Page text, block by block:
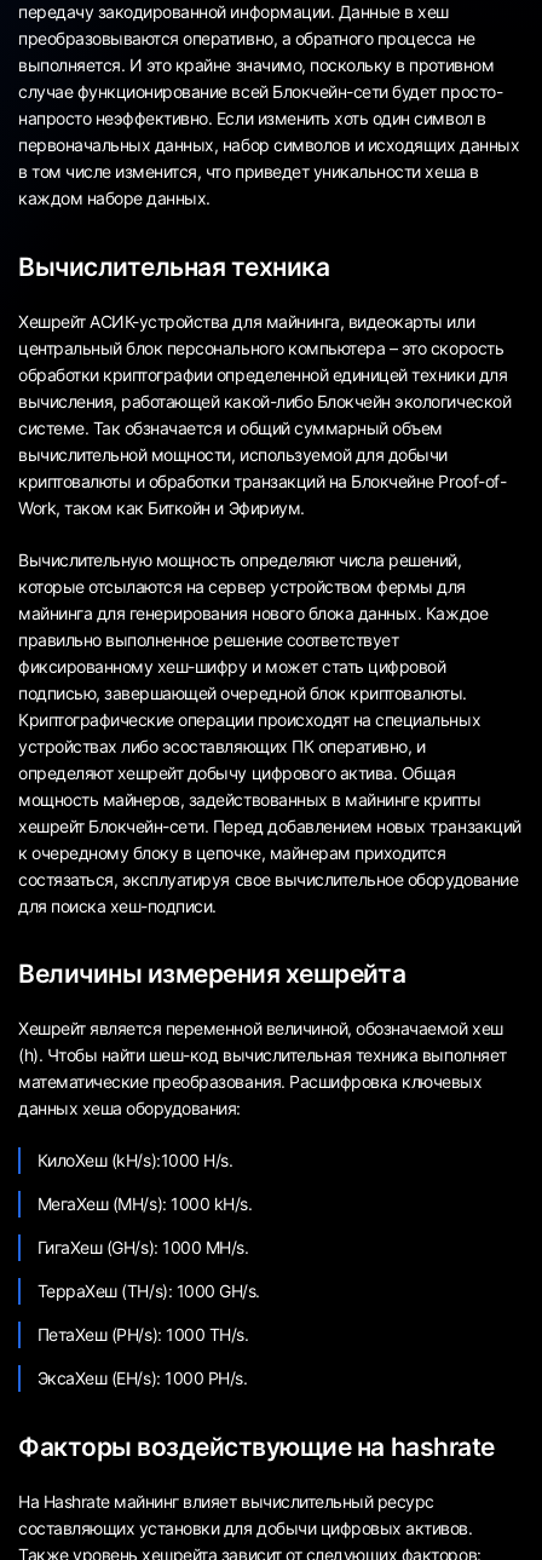
передачу закодированной информации. Данные в хеш
преобразовываются оперативно, а обратного процесса не
выполняется. И это крайне значимо, поскольку в противном
случае функционирование всей Блокчейн-сети будет просто-
напросто неэффективно. Если изменить хоть один символ в
первоначальных данных, набор символов и исходящих данных
в том числе изменится, что приведет уникальности хеша в
каждом наборе данных.
Вычислительная техника
Хешрейт АСИК-устройства для майнинга, видеокарты или
центральный блок персонального компьютера – это скорость
обработки криптографии определенной единицей техники для
вычисления, работающей какой-либо Блокчейн экологической
системе. Так обзначается и общий суммарный объем
вычислительной мощности, используемой для добычи
криптовалюты и обработки транзакций на Блокчейне Proof-of-
Work, таком как Биткойн и Эфириум.
Вычислительную мощность определяют числа решений,
которые отсылаются на сервер устройством фермы для
майнинга для генерирования нового блока данных. Каждое
правильно выполненное решение соответствует
фиксированному хеш-шифру и может стать цифровой
подписью, завершающей очередной блок криптовалюты.
Криптографические операции происходят на специальных
устройствах либо эсоставляющих ПК оперативно, и
определяют хешрейт добычу цифрового актива. Общая
мощность майнеров, задействованных в майнинге крипты
хешрейт Блокчейн-сети. Перед добавлением новых транзакций
к очередному блоку в цепочке, майнерам приходится
состязаться, эксплуатируя свое вычислительное оборудование
для поиска хеш-подписи.
Величины измерения хешрейта
Хешрейт является переменной величиной, обозначаемой хеш
(h). Чтобы найти шеш-код вычислительная техника выполняет
математические преобразования. Расшифровка ключевых
данных хеша оборудования:
КилоХеш (kH/s):1000 H/s.
МегаХеш (MH/s): 1000 kH/s.
ГигаХеш (GH/s): 1000 MH/s.
ТерраХеш (TH/s): 1000 GH/s.
ПетаХеш (PH/s): 1000 TH/s.
ЭксаХеш (EH/s): 1000 PH/s.
Факторы воздействующие на hashrate
На Hashrate майнинг влияет вычислительный ресурс
составляющих установки для добычи цифровых активов.
Также уровень хешрейта зависит от следующих факторов: